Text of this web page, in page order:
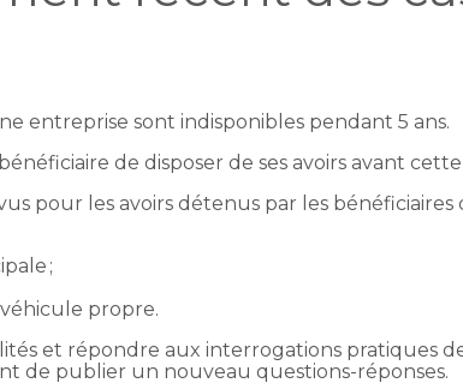
entreprise sont indisponibles pendant 5 ans.
de disposer de ses avoirs avant
pour les avoirs détenus par les bénéficiaires
;
propre.
et répondre aux interrogations pratiques
de publier un nouveau questions-réponses.